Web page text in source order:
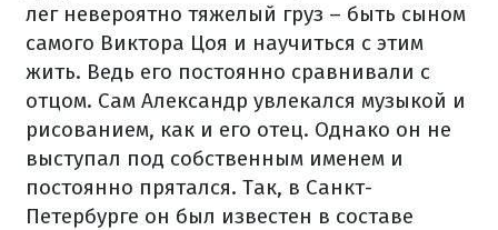
лег невероятно тяжелый груз – быть сыном
самого Виктора Цоя и научиться с этим
жить. Ведь его постоянно сравнивали с
отцом. Сам Александр увлекался музыкой и
рисованием, как и его отец. Однако он не
выступал под собственным именем и
постоянно прятался. Так, в Санкт-
Петербурге он был известен в составе